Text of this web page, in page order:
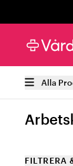
Alla
FILTRERA